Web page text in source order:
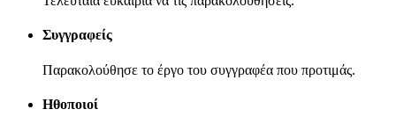
Συγγραφείς
Παρακολούθησε το έργο του συγγραφέα που προτιμάς.
Ηθοποιοί